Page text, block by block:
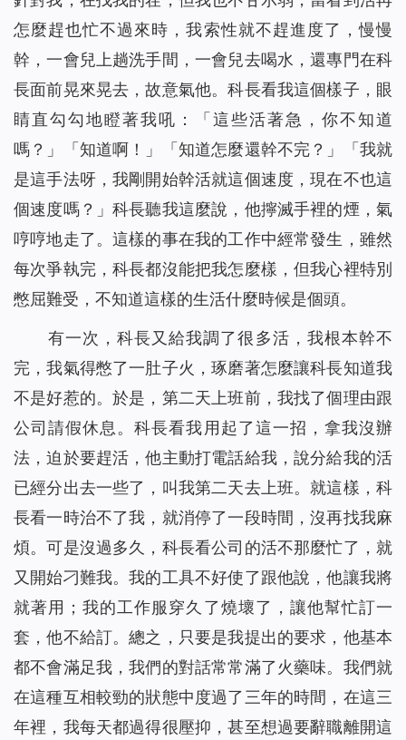
怎麼趕也忙不過來時，我索性就不趕進度了，慢慢
幹，一會兒上趟洗手間，一會兒去喝水，還專門在科
長面前晃來晃去，故意氣他。科長看我這個樣子，眼
睛直勾勾地瞪著我吼：「這些活著急，你不知道
嗎？」「知道啊！」「知道怎麼還幹不完？」「我就
是這手法呀，我剛開始幹活就這個速度，現在不也這
個速度嗎？」科長聽我這麼說，他擰滅手裡的煙，氣
哼哼地走了。這樣的事在我的工作中經常發生，雖然
每次爭執完，科長都沒能把我怎麼樣，但我心裡特別
憋屈難受，不知道這樣的生活什麼時候是個頭。
有一次，科長又給我調了很多活，我根本幹不
完，我氣得憋了一肚子火，琢磨著怎麼讓科長知道我
不是好惹的。於是，第二天上班前，我找了個理由跟
公司請假休息。科長看我用起了這一招，拿我沒辦
法，迫於要趕活，他主動打電話給我，說分給我的活
已經分出去一些了，叫我第二天去上班。就這樣，科
長看一時治不了我，就消停了一段時間，沒再找我麻
煩。可是沒過多久，科長看公司的活不那麼忙了，就
又開始刁難我。我的工具不好使了跟他說，他讓我將
就著用；我的工作服穿久了燒壞了，讓他幫忙訂一
套，他不給訂。總之，只要是我提出的要求，他基本
都不會滿足我，我們的對話常常滿了火藥味。我們就
在這種互相較勁的狀態中度過了三年的時間，在這三
年裡，我每天都過得很壓抑，甚至想過要辭職離開這